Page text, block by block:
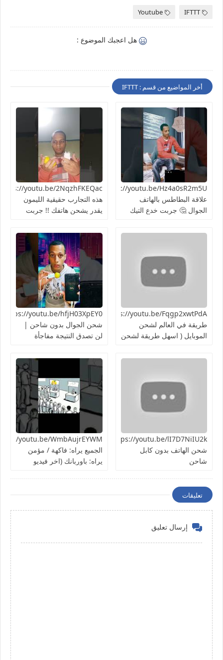
IFTTT
Youtube
هل اعجبك الموضوع :
أخر المواضيع من قسم : IFTTT
https://youtu.be/Hz4a0sR2m5Uما
علاقة البطاطس بالهاتف
الجوال 🤔 جربت خدع التيك
هذه التجارب حقيقية الليمون
يقدر يشحن هاتفك !! جربت
https://youtu.be/Fqgp2xwtPdAأغرب
طريقة في العالم لشحن
الموبايل ( اسهل طريقة لشحن
هتنجح؟
شحن الجوال بدون شاحن |
لن تصدق النتيجة مفاجأة
https://youtu.be/lI7D7NiIU2kطريقة
شحن الهاتف بدون كابل
شاحن
الجميع يراه: فاكهة / مؤمن
يراه: باوربانك (اخر فيديو
تعليقات
إرسال تعليق